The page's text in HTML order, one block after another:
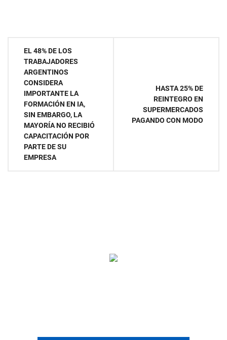
Navegación
entradas
EL 48% DE LOS
TRABAJADORES
ARGENTINOS
CONSIDERA
IMPORTANTE LA
FORMACIÓN EN IA,
SIN EMBARGO, LA
MAYORÍA NO RECIBIÓ
CAPACITACIÓN POR
PARTE DE SU
EMPRESA
HASTA 25% DE
REINTEGRO EN
SUPERMERCADOS
PAGANDO CON MODO